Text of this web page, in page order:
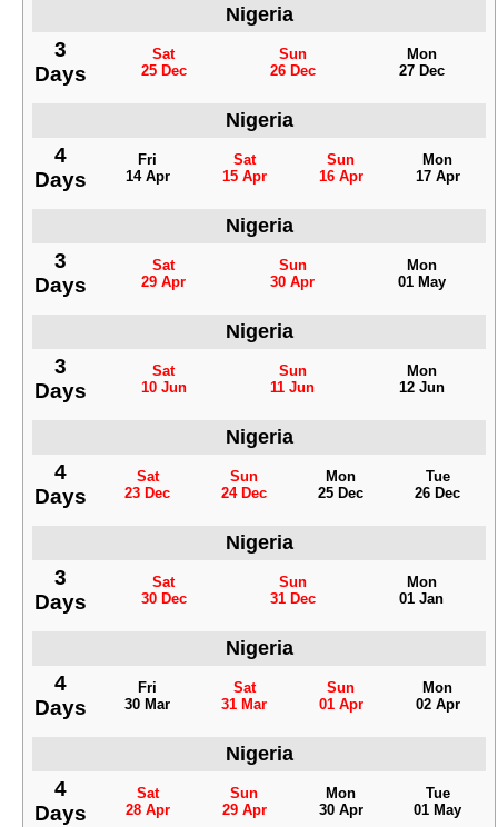
Nigeria
3
Days
Sat
25 Dec
Sun
26 Dec
Mon
27 Dec
Nigeria
4
Days
Fri
14 Apr
Sat
15 Apr
Sun
16 Apr
Mon
17 Apr
Nigeria
3
Days
Sat
29 Apr
Sun
30 Apr
Mon
01 May
Nigeria
3
Days
Sat
10 Jun
Sun
11 Jun
Mon
12 Jun
Nigeria
4
Days
Sat
23 Dec
Sun
24 Dec
Mon
25 Dec
Tue
26 Dec
Nigeria
3
Days
Sat
30 Dec
Sun
31 Dec
Mon
01 Jan
Nigeria
4
Days
Fri
30 Mar
Sat
31 Mar
Sun
01 Apr
Mon
02 Apr
Nigeria
4
Days
Sat
28 Apr
Sun
29 Apr
Mon
30 Apr
Tue
01 May